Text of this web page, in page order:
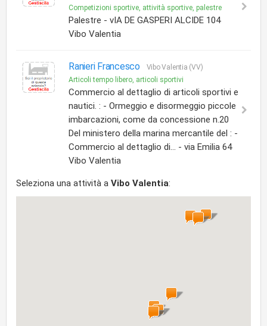
Competizioni sportive, attività sportive, palestre
Palestre - vIA DE GASPERI ALCIDE 104
Vibo Valentia
Ranieri Francesco
Vibo Valentia (VV)
Articoli tempo libero, articoli sportivi
Commercio al dettaglio di articoli sportivi e
nautici. : - Ormeggio e disormeggio piccole
imbarcazioni, come da concessione n.20
Del ministero della marina mercantile del : -
Commercio al dettaglio di... - via Emilia 64
Vibo Valentia
Seleziona una attività a Vibo Valentia: